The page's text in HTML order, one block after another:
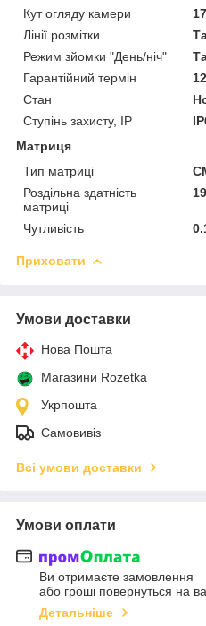
Кут огляду камери
Лінії розмітки
Режим зйомки "День/ніч"
Гарантійний термін
Стан
Ступінь захисту, IP
Матриця
Тип матриці
Роздільна здатність
матриці
Чутливість
Приховати
Умови доставки
Нова Пошта
Магазини Rozetka
Укрпошта
Самовивіз
Всі умови доставки
Умови оплати
Ви отримаєте замовлення
або гроші повернуться на
Детальніше